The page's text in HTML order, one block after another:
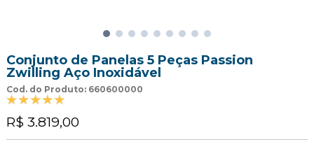
Conjunto de Panelas 5 Peças Passion
Zwilling Aço Inoxidável
Cod. do Produto: 660600000
R$ 3.819,00